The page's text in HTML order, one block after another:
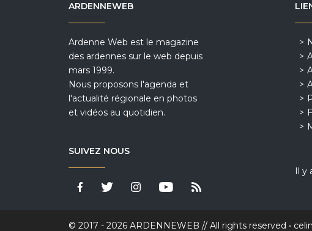
ARDENNEWEB
Ardenne Web est le magazine
des ardennes sur le web depuis
mars 1999.
Nous proposons l'agenda et
l'actualité régionale en photos
et vidéos au quotidien.
SUIVEZ NOUS
Il
© 2017 - 2026 ARDENNEWEB // All rights reserved •